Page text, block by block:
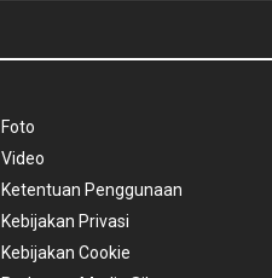
Foto
Video
Ketentuan Penggunaan
Kebijakan Privasi
Kebijakan Cookie